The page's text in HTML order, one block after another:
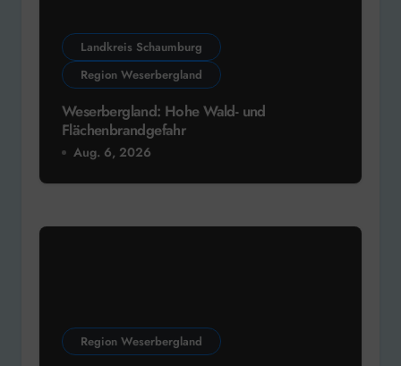
Landkreis Schaumburg
Region Weserbergland
Weserbergland: Hohe Wald- und
Flächenbrandgefahr
Aug. 6, 2026
Region Weserbergland